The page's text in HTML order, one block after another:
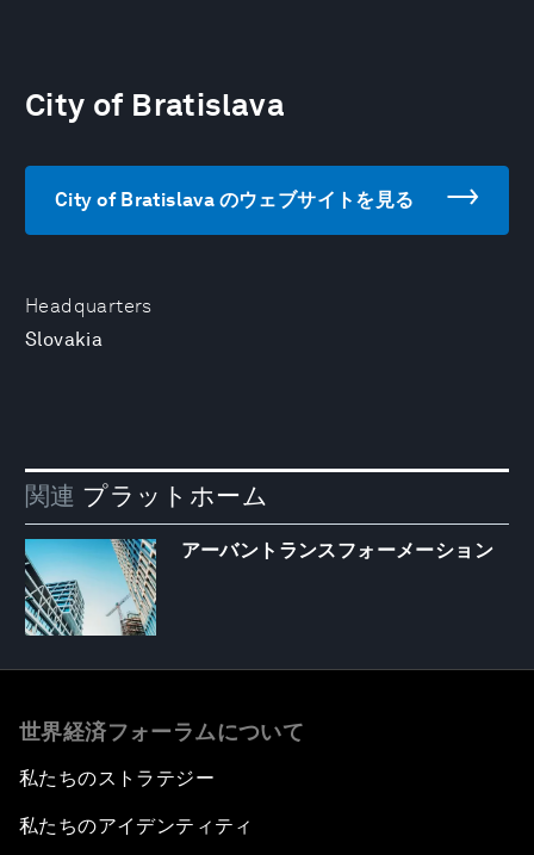
Headquarters
Slovakia
City of Bratislava
City of Bratislava のウェブサイトを見る
関連 プラットホーム
アーバントランスフォーメーション
世界経済フォーラムについて
私たちのストラテジー
私たちのアイデンティティ